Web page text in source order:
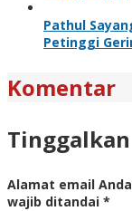
Pathul
Petinggi
Komentar
Alamat email
wajib ditandai *